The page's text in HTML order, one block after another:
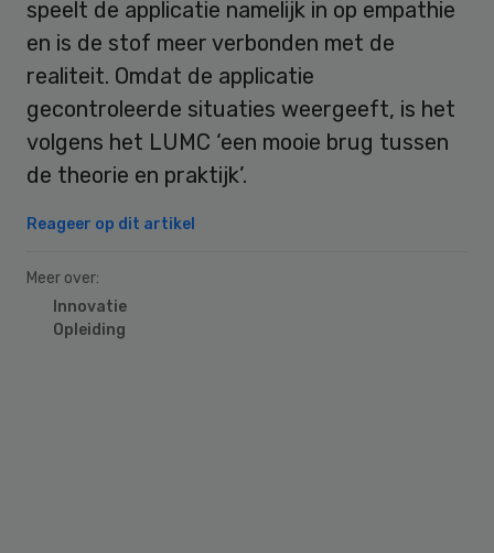
speelt de applicatie namelijk in op empathie
en is de stof meer verbonden met de
realiteit. Omdat de applicatie
gecontroleerde situaties weergeeft, is het
volgens het LUMC ‘een mooie brug tussen
de theorie en praktijk’.
Reageer op dit artikel
Meer over:
Innovatie
Opleiding